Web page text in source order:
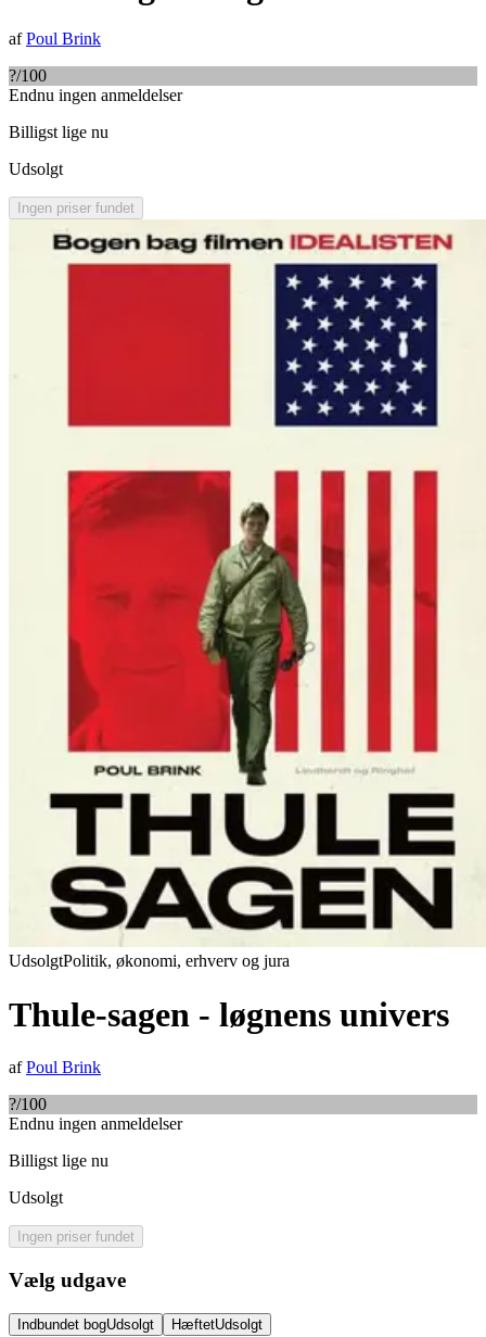
afPoul Brink
?/100
Endnu ingen anmeldelser
Billigst lige nu
Udsolgt
Ingen priser fundet
UdsolgtPolitik, økonomi, erhverv og jura
Thule-sagen - løgnens univers
afPoul Brink
?/100
Endnu ingen anmeldelser
Billigst lige nu
Udsolgt
Ingen priser fundet
Vælg udgave
Indbundet bogUdsolgt HæftetUdsolgt